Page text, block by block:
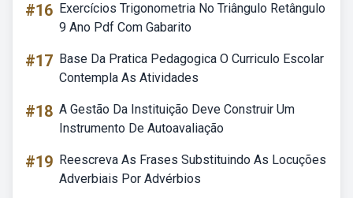
#16 Exercícios Trigonometria No Triângulo Retângulo
9 Ano Pdf Com Gabarito
#17 Base Da Pratica Pedagogica O Curriculo Escolar
Contempla As Atividades
#18 A Gestão Da Instituição Deve Construir Um
Instrumento De Autoavaliação
#19 Reescreva As Frases Substituindo As Locuções
Adverbiais Por Advérbios